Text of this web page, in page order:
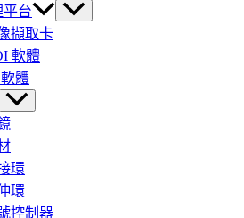
平台
擷取卡
軟體
體
環
環
控制器